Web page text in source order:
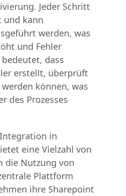
Jeder Schritt
und kann
werden, was
und Fehler
dass
erstellt, überprüft
können, was
des Prozesses
in
eine Vielzahl von
die Nutzung von
Plattform
ihre Sharepoint